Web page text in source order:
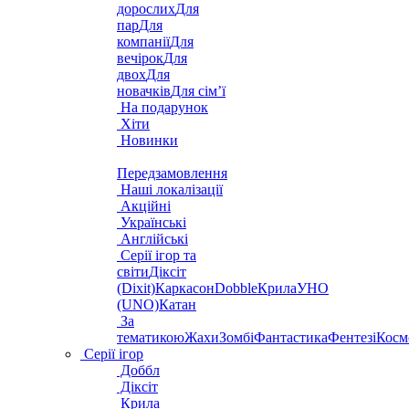
дорослихДля
парДля
компаніїДля
вечірокДля
двохДля
новачківДля сім’ї
На подарунок
Хіти
Новинки
Передзамовлення
Наші локалізації
Акційні
Українські
Англійські
Серії ігор та
світиДіксіт
(Dixit)КаркасонDobbleКрилаУНО
(UNO)Катан
За
тематикоюЖахиЗомбіФантастикаФентезі
Серії ігор
Доббл
Діксіт
Крила